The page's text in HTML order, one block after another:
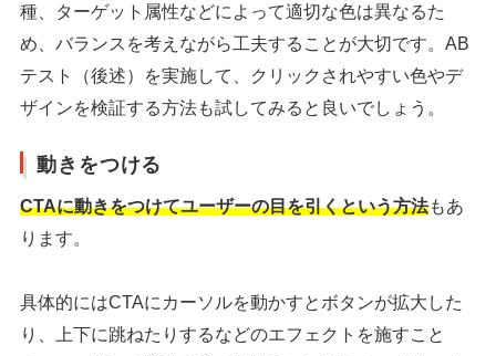
種、ターゲット属性などによって適切な色は異なるた
め、バランスを考えながら工夫することが大切です。AB
テスト（後述）を実施して、クリックされやすい色やデ
ザインを検証する方法も試してみると良いでしょう。
動きをつける
CTAに動きをつけてユーザーの目を引くという方法もあ
ります。
具体的にはCTAにカーソルを動かすとボタンが拡大した
り、上下に跳ねたりするなどのエフェクトを施すこと